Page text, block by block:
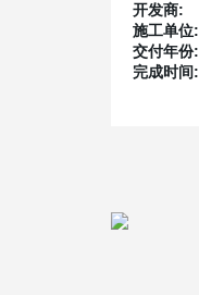
开发商:
施工单位:
交付年份:
完成时间: